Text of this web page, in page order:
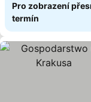
Pro zobrazení
termín